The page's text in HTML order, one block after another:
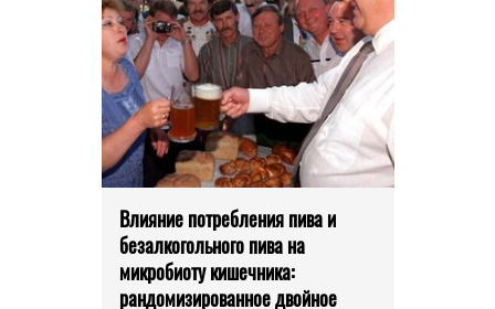
Влияние потребления пива и
безалкогольного пива на
микробиоту кишечника:
рандомизированное двойное